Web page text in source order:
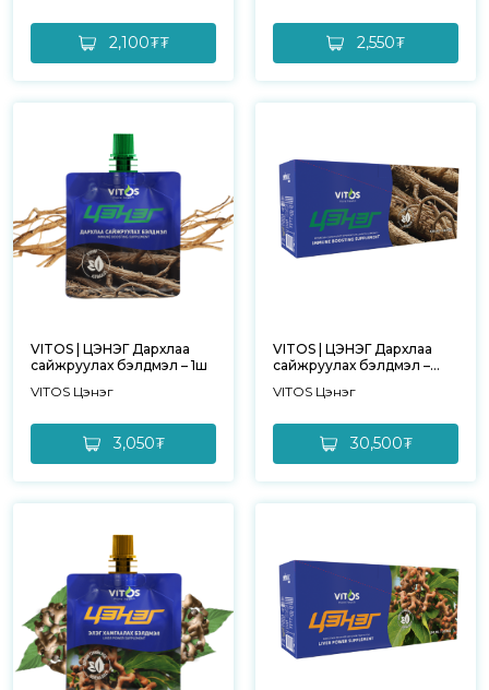
2,100₮₮ 2,550₮
VITOS | ЦЭНЭГ Дархлаа
сайжруулах бэлдмэл – 1ш
VITOS Цэнэг
3,050₮
VITOS | ЦЭНЭГ Дархлаа
сайжруулах бэлдмэл –
VITOS Цэнэг
30,500₮